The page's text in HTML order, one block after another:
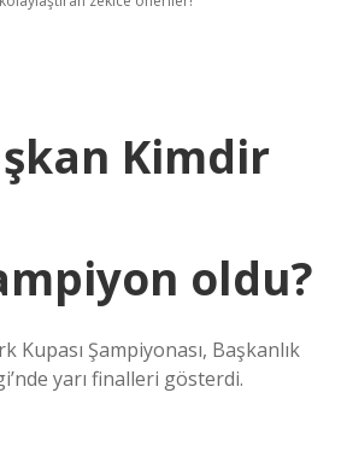
Kimdir
oldu?
Kupası Şampiyonası, Başkanlık
yarı finalleri gösterdi.